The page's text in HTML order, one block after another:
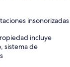
insonorizadas
incluye
sistema de